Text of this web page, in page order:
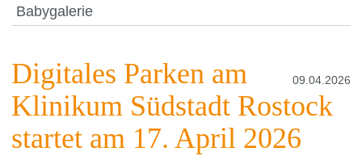
Babygalerie
09.04.2026
Digitales Parken am
Klinikum Südstadt Rostock
startet am 17. April 2026